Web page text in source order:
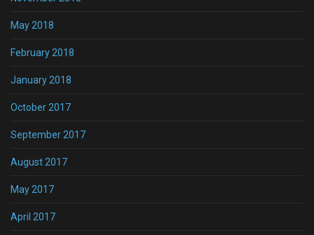
May 2018
February 2018
January 2018
October 2017
September 2017
August 2017
May 2017
April 2017